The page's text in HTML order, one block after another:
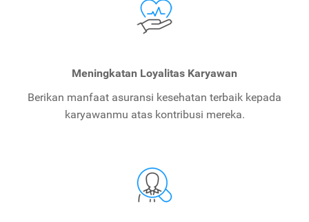
Meningkatan Loyalitas Karyawan
Berikan manfaat asuransi kesehatan terbaik kepada
karyawanmu atas kontribusi mereka.